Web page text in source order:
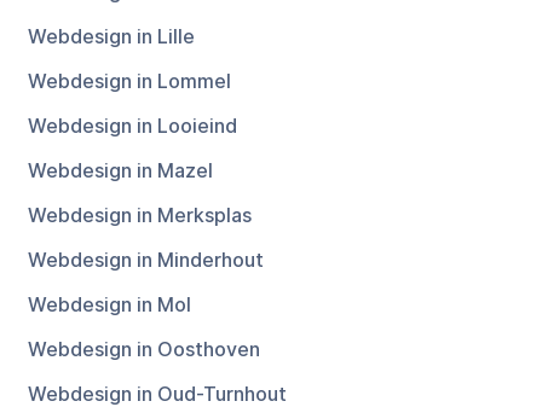
Webdesign in Lille
Webdesign in Lommel
Webdesign in Looieind
Webdesign in Mazel
Webdesign in Merksplas
Webdesign in Minderhout
Webdesign in Mol
Webdesign in Oosthoven
Webdesign in Oud-Turnhout